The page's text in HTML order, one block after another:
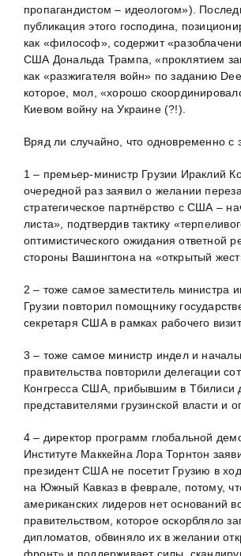
пропагандистом – идеологом»).
публикация этого господина,
как «философ», содержит
США Дональда Трампа, «проклятием
как «разжигателя войн» по заданию
которое, мол, «хорошо
Киевом войну на Украине (?!).
Вряд ли случайно, что одновременно с
1 – премьер-министр Грузии Ираклий
очередной раз заявил о желании
стратегическое партнёрство с США –
листа», подтвердив тактику
оптимистического ожидания ответной
стороны Вашингтона на «открытый
2 – тоже самое заместитель министра
Грузии повторил помощнику
секретаря США в рамках рабочего
3 – тоже самое министр индел и
правительства повторили делегации
Конгресса США, прибывшим в Тбилиси
представителями грузинской власти и
4 – директор программ глобальной
Институте Маккейна Лора Торнтон
президент США не посетит Грузию в
на Южный Кавказ в феврале, потому,
американских лидеров нет оснований
правительством, которое оскорбляло
дипломатов, обвиняло их в желании
фронт» и поддерживает силы,